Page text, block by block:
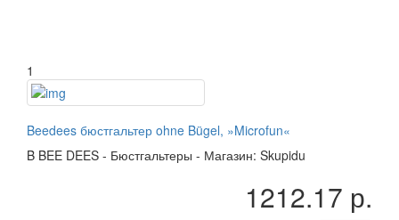
1
Beedees бюстгальтер ohne Bügel, »Microfun«
B BEE DEES - Бюстгальтеры - Магазин: Skupidu
1212.17 р.